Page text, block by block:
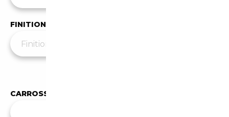
FINITION
CARROSSERIE